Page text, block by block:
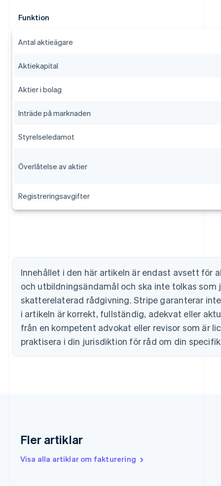
Funktion
Antal aktieägare
Aktiekapital
Aktier i bolag
Inträde på marknaden
Styrelseledamot
Överlåtelse av aktier
Registreringsavgifter
Innehållet i den här artikeln är endast avsett för
och utbildningsändamål och ska inte tolkas som
skatterelaterad rådgivning. Stripe garanterar
i artikeln är korrekt, fullständig, adekvat eller
från en kompetent advokat eller revisor som är
praktisera i din jurisdiktion för råd om din
Fler artiklar
Visa alla artiklar om fakturering
Belgien
Brasilien
Danmark
English
Estland
English
Fastlandskina
Finland
EnglishSvenska
Hongkong SAR, Kina
English 简体中文
Indien
English